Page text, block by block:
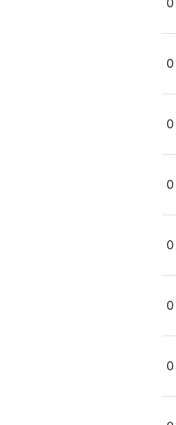
0
0
0
0
0
0